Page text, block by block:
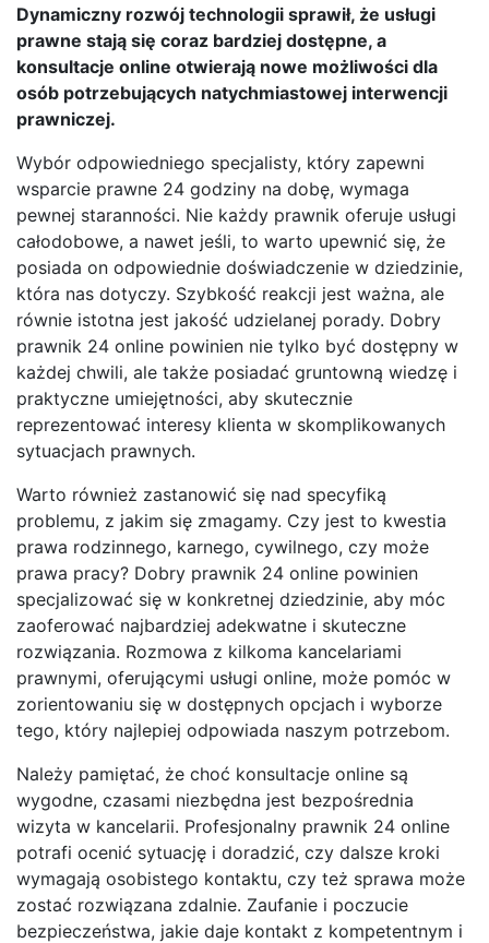
Dynamiczny rozwój technologii sprawił, że usługi
prawne stają się coraz bardziej dostępne, a
konsultacje online otwierają nowe możliwości dla
osób potrzebujących natychmiastowej interwencji
prawniczej.
Wybór odpowiedniego specjalisty, który zapewni
wsparcie prawne 24 godziny na dobę, wymaga
pewnej staranności. Nie każdy prawnik oferuje usługi
całodobowe, a nawet jeśli, to warto upewnić się, że
posiada on odpowiednie doświadczenie w dziedzinie,
która nas dotyczy. Szybkość reakcji jest ważna, ale
równie istotna jest jakość udzielanej porady. Dobry
prawnik 24 online powinien nie tylko być dostępny w
każdej chwili, ale także posiadać gruntowną wiedzę i
praktyczne umiejętności, aby skutecznie
reprezentować interesy klienta w skomplikowanych
sytuacjach prawnych.
Warto również zastanowić się nad specyfiką
problemu, z jakim się zmagamy. Czy jest to kwestia
prawa rodzinnego, karnego, cywilnego, czy może
prawa pracy? Dobry prawnik 24 online powinien
specjalizować się w konkretnej dziedzinie, aby móc
zaoferować najbardziej adekwatne i skuteczne
rozwiązania. Rozmowa z kilkoma kancelariami
prawnymi, oferującymi usługi online, może pomóc w
zorientowaniu się w dostępnych opcjach i wyborze
tego, który najlepiej odpowiada naszym potrzebom.
Należy pamiętać, że choć konsultacje online są
wygodne, czasami niezbędna jest bezpośrednia
wizyta w kancelarii. Profesjonalny prawnik 24 online
potrafi ocenić sytuację i doradzić, czy dalsze kroki
wymagają osobistego kontaktu, czy też sprawa może
zostać rozwiązana zdalnie. Zaufanie i poczucie
bezpieczeństwa, jakie daje kontakt z kompetentnym i